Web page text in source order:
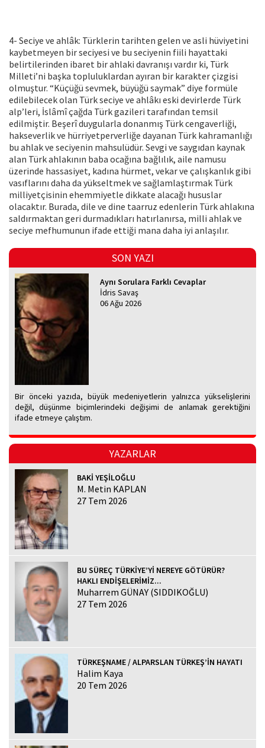
4- Seciye ve ahlâk: Türklerin tarihten gelen ve asli hüviyetini
kaybetmeyen bir seciyesi ve bu seciyenin fiili hayattaki
belirtilerinden ibaret bir ahlaki davranışı vardır ki, Türk
Milleti’ni başka topluluklardan ayıran bir karakter çizgisi
olmuştur. “Küçüğü sevmek, büyüğü saymak” diye formüle
edilebilecek olan Türk seciye ve ahlâkı eski devirlerde Türk
alp’leri, İslâmî çağda Türk gazileri tarafından temsil
edilmiştir. Beşerî duygularla donanmış Türk cengaverliği,
hakseverlik ve hürriyetperverliğe dayanan Türk kahramanlığı
bu ahlak ve seciyenin mahsulüdür. Sevgi ve saygıdan kaynak
alan Türk ahlakının baba ocağına bağlılık, aile namusu
üzerinde hassasiyet, kadına hürmet, vekar ve çalışkanlık gibi
vasıflarını daha da yükseltmek ve sağlamlaştırmak Türk
milliyetçisinin ehemmiyetle dikkate alacağı hususlar
olacaktır. Burada, dile ve dine taarruz edenlerin Türk ahlakına
saldırmaktan geri durmadıkları hatırlanırsa, milli ahlak ve
seciye mefhumunun ifade ettiği mana daha iyi anlaşılır.
SON YAZI
Aynı Sorulara Farklı Cevaplar
İdris Savaş
06 Ağu 2026
Bir önceki yazıda, büyük medeniyetlerin yalnızca yükselişlerini
değil, düşünme biçimlerindeki değişimi de anlamak gerektiğini
ifade etmeye çalıştım.
YAZARLAR
BAKİ YEŞİLOĞLU
M. Metin KAPLAN
27 Tem 2026
BU SÜREÇ TÜRKİYE’Yİ NEREYE GÖTÜRÜR?
HAKLI ENDİŞELERİMİZ...
Muharrem GÜNAY (SIDDIKOĞLU)
27 Tem 2026
TÜRKEŞNAME / ALPARSLAN TÜRKEŞ’İN HAYATI
Halim Kaya
20 Tem 2026